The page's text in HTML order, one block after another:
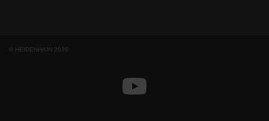
© HEIDENHAIN 2026